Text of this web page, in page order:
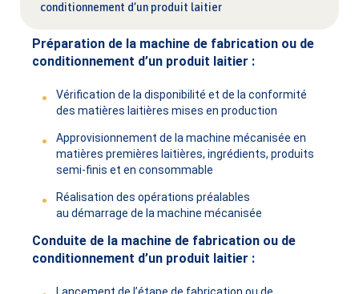
conditionnement d’un produit laitier
Préparation de la machine de fabrication ou de
conditionnement d’un produit laitier :
Vérification de la disponibilité et de la conformité
des matières laitières mises en production
Approvisionnement de la machine mécanisée en
matières premières laitières, ingrédients, produits
semi-finis et en consommable
Réalisation des opérations préalables
au démarrage de la machine mécanisée
Conduite de la machine de fabrication ou de
conditionnement d’un produit laitier :